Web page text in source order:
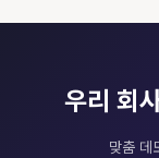
우리 회
맞춤 데